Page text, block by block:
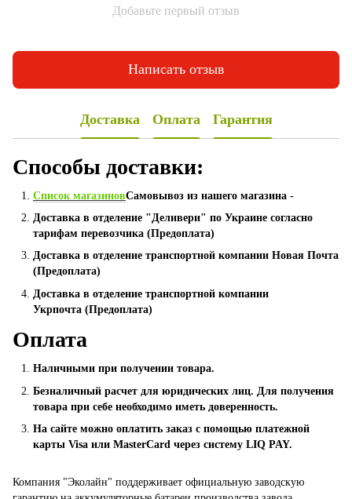
Добавьте первый отзыв
Написать отзыв
Доставка Оплата Гарантия
Способы доставки:
Список магазиновСамовывоз из нашего магазина -
Доставка в отделение "Деливери" по Украине согласно
тарифам перевозчика (Предоплата)
Доставка в отделение транспортной компании Новая Почта
(Предоплата)
Доставка в отделение транспортной компании
Укрпочта (Предоплата)
Оплата
Наличными при получении товара.
Безналичный расчет для юридических лиц. Для получения
товара при себе необходимо иметь доверенность.
На сайте можно оплатить заказ с помощью платежной
карты Visa или MasterCard через систему LIQ PAY.
Компания "Эколайн" поддерживает официальную заводскую